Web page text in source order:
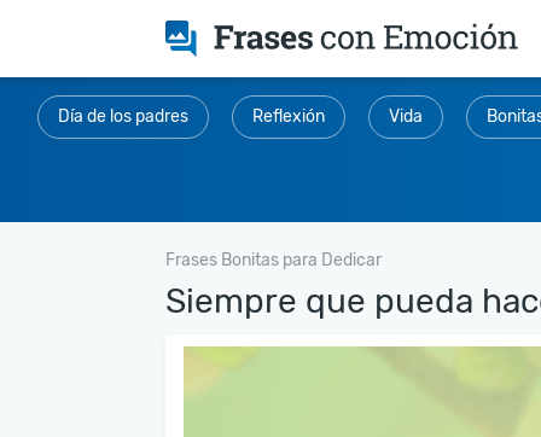
Día de los padres Reflexión Vida
Frases Bonitas para Dedicar
Siempre que pueda